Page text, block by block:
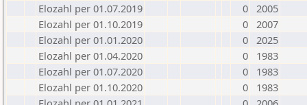
Elozahl per 01.07.2019
0 2005
Elozahl per 01.10.2019
0 2007
Elozahl per 01.01.2020
0 2025
Elozahl per 01.04.2020
0
1983
Elozahl per 01.07.2020
0
1983
Elozahl per 01.10.2020
0
1983